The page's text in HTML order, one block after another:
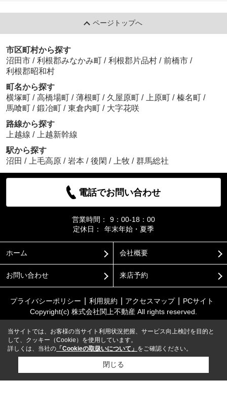
ページトップへ
市区町村から探す
沼田市 / 利根郡みなかみ町 / 利根郡片品村 / 前橋市 /
利根郡昭和村
町名から探す
横塚町 / 高橋場町 / 薄根町 / 久屋原町 / 上原町 / 榛名町 /
馬喰町 / 鍛冶町 / 東倉内町 / 大字花咲
路線から探す
上越線 /
上越新幹線
駅から探す
沼田 / 上毛高原 / 岩本 / 後閑 / 上牧 / 群馬総社
電話でお問い合わせ
営業時間：
9：00-18：00
定休日：
年末年始・夏季
ホーム 会社概要
お問い合わせ 来店予約
プライバシーポリシー 利用規約 アクセスマップ
PCサイト
Copyright(c) 株式会社関上不動産 All rights reserved.
当サイトでは、お客様の当サイト利用状況把握、サービス向上検討を目的と
して、クッキー（Cookie）を使用しています。
詳しくは、当社の 「Cookieの取扱いについて」 をご確認ください。
閉じる